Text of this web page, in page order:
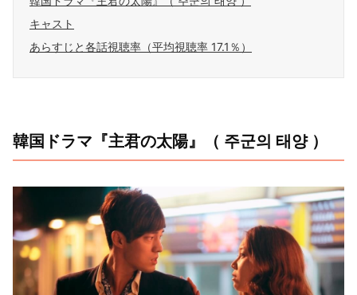
キャスト
あらすじと各話視聴率（平均視聴率 17.1％）
韓国ドラマ『主君の太陽』（ 주군의 태양 ）